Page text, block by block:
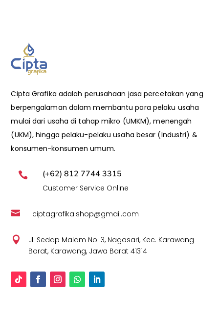
Cipta Grafika adalah perusahaan jasa percetakan yang
berpengalaman dalam membantu para pelaku usaha
mulai dari usaha di tahap mikro (UMKM), menengah
(UKM), hingga pelaku-pelaku usaha besar (Industri) &
konsumen-konsumen umum.
 (+62) 812 7744 3315
Customer Service Online
 ciptagrafika.shop@gmail.com

Jl. Sedap Malam No. 3, Nagasari, Kec. Karawang
Barat, Karawang, Jawa Barat 41314